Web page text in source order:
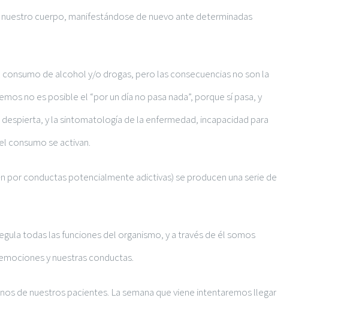
cuerpo, manifestándose de nuevo ante determinadas
de alcohol y/o drogas, pero las consecuencias no son la
no es posible el “por un día no pasa nada”, porque sí pasa, y
despierta, y la sintomatología de la enfermedad, incapacidad para
consumo se activan.
por conductas potencialmente adictivas) se producen una serie de
todas las funciones del organismo, y a través de él somos
y nuestras conductas.
de nuestros pacientes. La semana que viene intentaremos llegar